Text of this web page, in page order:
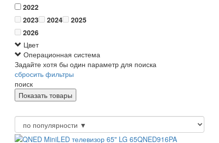
2022
2023
2024
2025
2026
Цвет
Операционная система
Задайте хотя бы один параметр для поиска
сбросить фильтры
поиск